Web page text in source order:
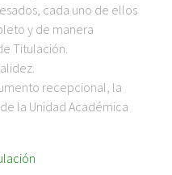
cada uno de ellos
y de manera
Titulación.
recepcional, la
la Unidad Académica